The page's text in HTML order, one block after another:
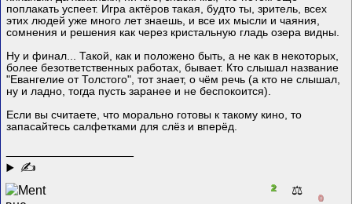
поплакать успеет. Игра актёров такая, будто ты, зритель, всех
этих людей уже много лет знаешь, и все их мысли и чаяния,
сомнения и решения как через кристальную гладь озера видны.
Ну и финал... Такой, как и положено быть, а не как в некоторых,
более безответственных работах, бывает. Кто слышал название
"Евангелие от Толстого", тот знает, о чём речь (а кто не слышал,
ну и ладно, тогда пусть заранее и не беспокоится).
Если вы считаете, что морально готовы к такому кино, то
запасайтесь салфетками для слёз и вперёд.
✍
2 ⚖️
0